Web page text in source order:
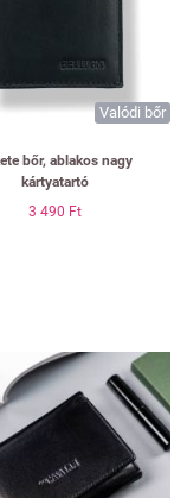
Valódi bőr
bőr, ablakos nagy
kártyatartó
3 490 Ft